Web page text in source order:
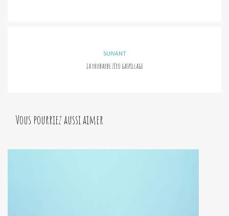
SUIVANT
La rhubarbe zéro gaspillage
Vous pourriez aussi aimer